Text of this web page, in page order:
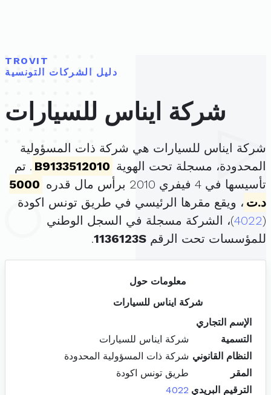
TROVIT
دليل الشركات التونسية
شركة ايناس للسيارات
شركة ايناس للسيارات هي شركة ذات المسؤولية
المحدودة، مسجلة تحت الهوية B9133512010 . تم
تأسيسها في 4 فيفري 2010 برأس مال قدره
5000
د.ت ، ويقع مقرها الرئيسي في طريق تونس اكودة
(
4022)، الشركة مسجلة في السجل الوطني
للمؤسسات تحت الرقم 1136123S
.
معلومات حول
شركة ايناس للسيارات
الإسم التجاري
التسمية
شركة ايناس للسيارات
النظام القانوني شركة ذات المسؤولية المحدودة
المقر
طريق تونس اكودة
الترقيم البريدي 4022